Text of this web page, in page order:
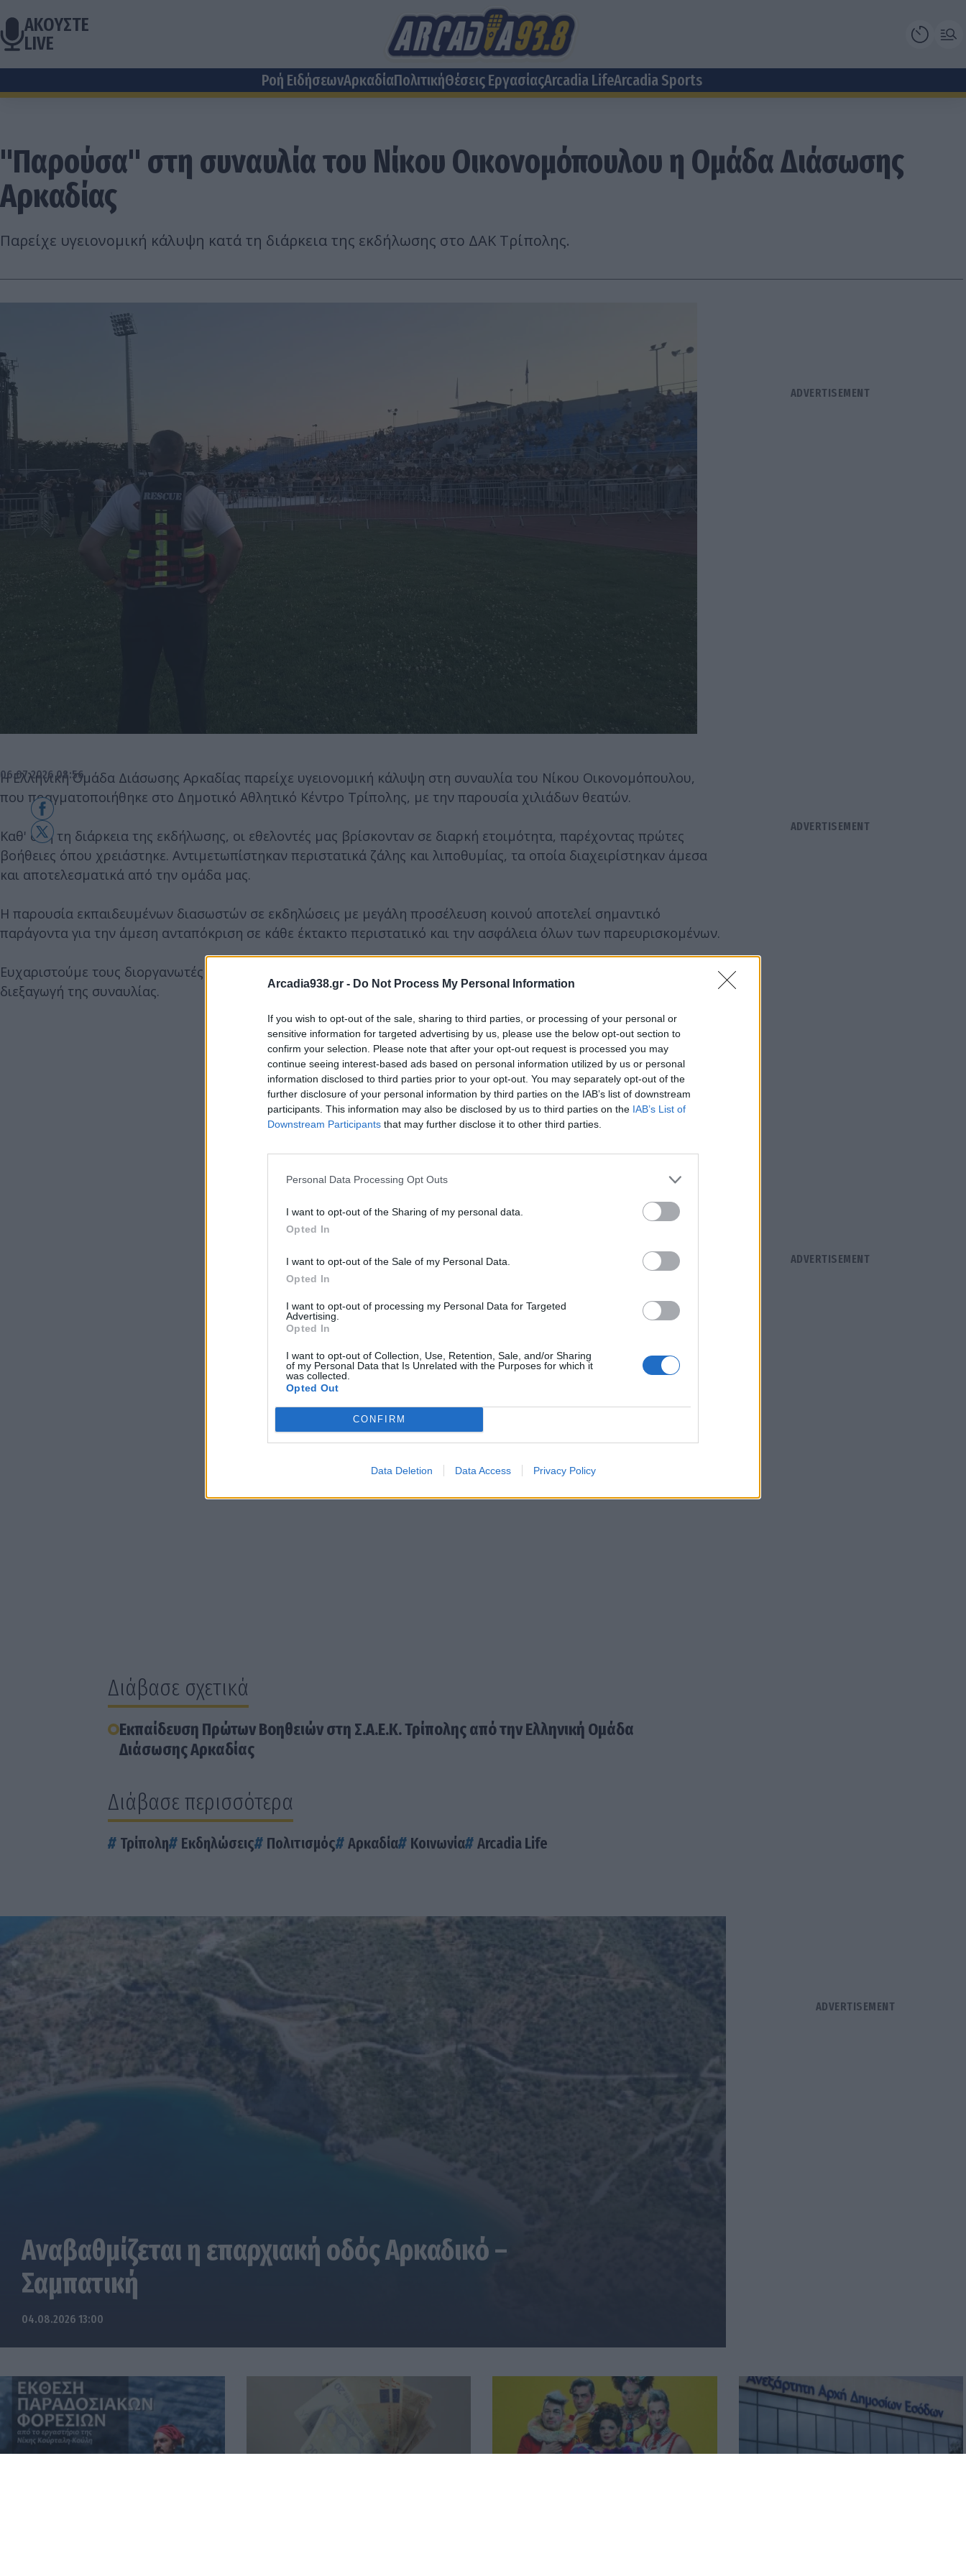
Arcadia938.gr - Do Not Process My Personal Information
If you wish to opt-out of the sale, sharing to third parties, or processing of your personal or
sensitive information for targeted advertising by us, please use the below opt-out section to
confirm your selection. Please note that after your opt-out request is processed you may
continue seeing interest-based ads based on personal information utilized by us or personal
information disclosed to third parties prior to your opt-out. You may separately opt-out of the
further disclosure of your personal information by third parties on the IAB’s list of downstream
participants. This information may also be disclosed by us to third parties on the IAB’s List of
Downstream Participants that may further disclose it to other third parties.
Personal Data Processing Opt Outs
I want to opt-out of the Sharing of my personal data.
Opted In
I want to opt-out of the Sale of my Personal Data.
Opted In
I want to opt-out of processing my Personal Data for Targeted
Advertising.
Opted In
I want to opt-out of Collection, Use, Retention, Sale, and/or Sharing
of my Personal Data that Is Unrelated with the Purposes for which it
was collected.
Opted Out
CONFIRM
Data Deletion Data Access Privacy Policy
ΑΚΟΥΣΤΕ
LIVE
Ροή ΕιδήσεωνΑρκαδίαΠολιτικήΘέσεις EργασίαςArcadia LifeArcadia Sports
"Παρούσα" στη συναυλία του Νίκου Οικονομόπουλου η Ομάδα Διάσωσης
Αρκαδίας
Παρείχε υγειονομική κάλυψη κατά τη διάρκεια της εκδήλωσης στο ΔΑΚ Τρίπολης.
06.07.2026 08:56
Η Ελληνική Ομάδα Διάσωσης Αρκαδίας παρείχε υγειονομική κάλυψη στη συναυλία του Νίκου Οικονομόπουλου,
που πραγματοποιήθηκε στο Δημοτικό Αθλητικό Κέντρο Τρίπολης, με την παρουσία χιλιάδων θεατών.
Καθ' όλη τη διάρκεια της εκδήλωσης, οι εθελοντές μας βρίσκονταν σε διαρκή ετοιμότητα, παρέχοντας πρώτες
βοήθειες όπου χρειάστηκε. Αντιμετωπίστηκαν περιστατικά ζάλης και λιποθυμίας, τα οποία διαχειρίστηκαν άμεσα
και αποτελεσματικά από την ομάδα μας.
Η παρουσία εκπαιδευμένων διασωστών σε εκδηλώσεις με μεγάλη προσέλευση κοινού αποτελεί σημαντικό
παράγοντα για την άμεση ανταπόκριση σε κάθε έκτακτο περιστατικό και την ασφάλεια όλων των παρευρισκομένων.
Ευχαριστούμε τους διοργανωτές για την εμπιστοσύνη τους και συγχαίρουμε όλους όσοι συνέβαλαν στην άρτια
διεξαγωγή της συναυλίας.
Διάβασε σχετικά
Εκπαίδευση Πρώτων Βοηθειών στη Σ.Α.Ε.Κ. Τρίπολης από την Ελληνική Ομάδα
Διάσωσης Αρκαδίας
Διάβασε περισσότερα
Τρίπολη Εκδηλώσεις Πολιτισμός Αρκαδία Κοινωνία Arcadia Life
Αναβαθμίζεται η επαρχιακή οδός Αρκαδικό –
Σαμπατική
04.08.2026 13:00